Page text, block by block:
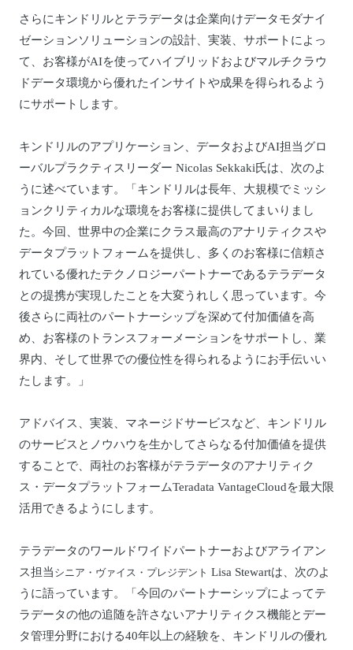
さらにキンドリルとテラデータは企業向けデータモダナイ
ゼーションソリューションの設計、実装、サポートによっ
て、お客様がAIを使ってハイブリッドおよびマルチクラウ
ドデータ環境から優れたインサイトや成果を得られるよう
にサポートします。
キンドリルのアプリケーション、データおよびAI担当グロ
ーバルプラクティスリーダー Nicolas Sekkaki氏は、次のよ
うに述べています。「キンドリルは長年、大規模でミッシ
ョンクリティカルな環境をお客様に提供してまいりまし
た。今回、世界中の企業にクラス最高のアナリティクスや
データプラットフォームを提供し、多くのお客様に信頼さ
れている優れたテクノロジーパートナーであるテラデータ
との提携が実現したことを大変うれしく思っています。今
後さらに両社のパートナーシップを深めて付加価値を高
め、お客様のトランスフォーメーションをサポートし、業
界内、そして世界での優位性を得られるようにお手伝いい
たします。」
アドバイス、実装、マネージドサービスなど、キンドリル
のサービスとノウハウを生かしてさらなる付加価値を提供
することで、両社のお客様がテラデータのアナリティク
ス・データプラットフォームTeradata VantageCloudを最大限
活用できるようにします。
テラデータのワールドワイドパートナーおよびアライアン
ス担当 シニア・ヴァイス・プレジデント Lisa Stewartは、次のよ
うに語っています。「今回のパートナーシップによってテ
ラデータの他の追随を許さないアナリティクス機能とデー
タ管理分野における40年以上の経験を、キンドリルの優れ